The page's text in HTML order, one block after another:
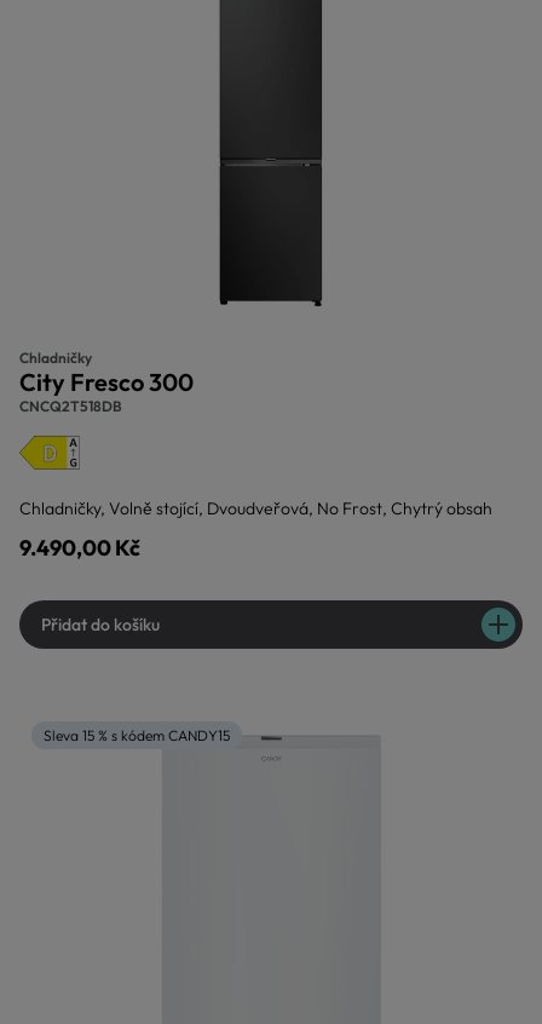
Chladničky
City Fresco 300
CNCQ2T518DB
Chladničky, Volně stojící, Dvoudveřová, No Frost, Chytrý obsah
9.490,00 Kč
Přidat do košíku
Sleva 15 % s kódem CANDY15